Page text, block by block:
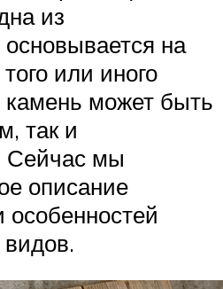
из
на
или иного
камень может быть
так и
Сейчас мы
описание
особенностей
видов.